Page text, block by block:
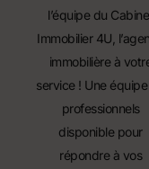
l’équipe du
Immobilier 4U,
immobilière à
service ! Une
professionnels
disponible pour
répondre à vos